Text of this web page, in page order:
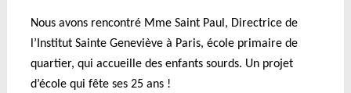
Nous avons rencontré Mme Saint Paul, Directrice de
l’Institut Sainte Geneviève à Paris, école primaire de
quartier, qui accueille des enfants sourds. Un projet
d’école qui fête ses 25 ans !